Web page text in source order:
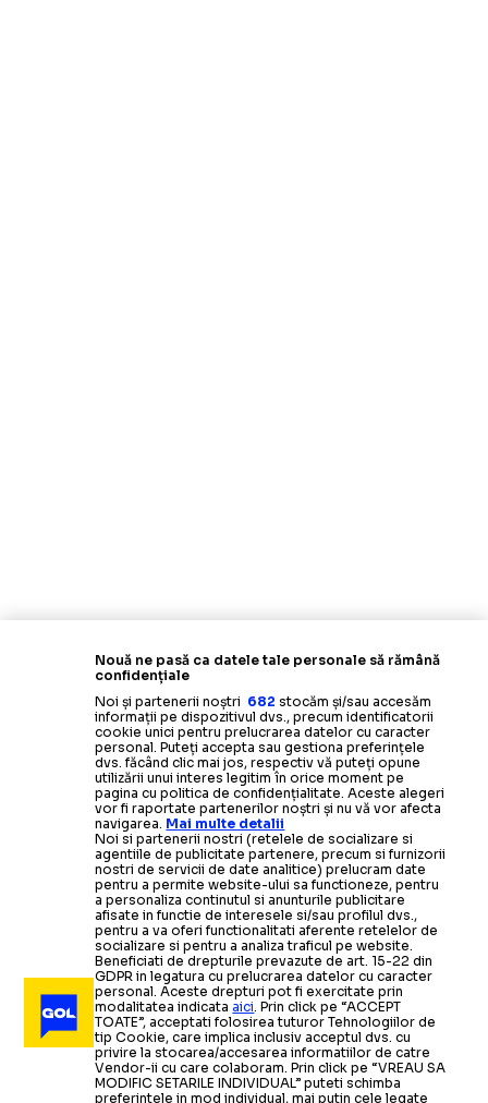
Nouă ne pasă ca datele tale personale să rămână
confidențiale
Noi și partenerii noștri 682 stocăm și/sau accesăm
informații pe dispozitivul dvs., precum identificatorii
cookie unici pentru prelucrarea datelor cu caracter
personal. Puteți accepta sau gestiona preferințele
dvs. făcând clic mai jos, respectiv vă puteți opune
utilizării unui interes legitim în orice moment pe
pagina cu politica de confidențialitate. Aceste alegeri
vor fi raportate partenerilor noștri și nu vă vor afecta
navigarea. Mai multe detalii
Noi si partenerii nostri (retelele de socializare si
agentiile de publicitate partenere, precum si furnizorii
nostri de servicii de date analitice) prelucram date
pentru a permite website-ului sa functioneze, pentru
a personaliza continutul si anunturile publicitare
afisate in functie de interesele si/sau profilul dvs.,
pentru a va oferi functionalitati aferente retelelor de
socializare si pentru a analiza traficul pe website.
Beneficiati de drepturile prevazute de art. 15-22 din
GDPR in legatura cu prelucrarea datelor cu caracter
personal. Aceste drepturi pot fi exercitate prin
modalitatea indicataaici. Prin click pe “ACCEPT
TOATE”, acceptati folosirea tuturor Tehnologiilor de
tip Cookie, care implica inclusiv acceptul dvs. cu
privire la stocarea/accesarea informatiilor de catre
Vendor-ii cu care colaboram. Prin click pe “VREAU SA
MODIFIC SETARILE INDIVIDUAL” puteti schimba
preferintele in mod individual, mai putin cele legate